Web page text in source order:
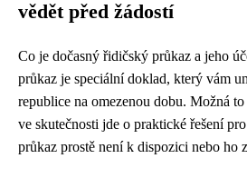
vědět před žádostí
Co je dočasný řidičský průkaz a jeho
průkaz je speciální doklad, který vám
republice na omezenou dobu. Možná
ve skutečnosti jde o praktické řešení
průkaz prostě není k dispozici nebo ho